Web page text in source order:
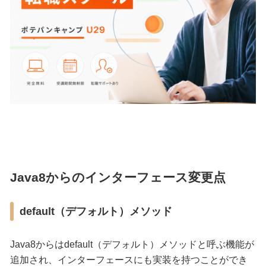
Java8からのインターフェース変更点
default（デフォルト）メソッド
Java8からはdefault（デフォルト）メソッドと呼ぶ機能が
追加され、インターフェースにも実装を持つことができ